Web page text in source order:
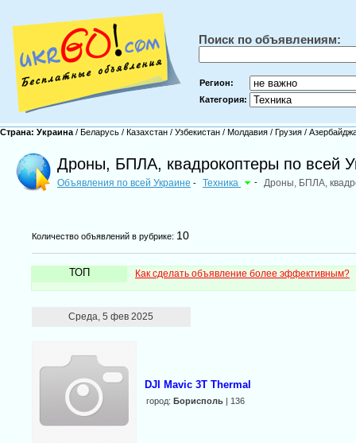
Поиск по объявлениям:
Регион:
Категория:
Страна: Украина / Беларусь / Казахстан / Узбекистан / Молдавия / Грузия /
Дроны, БПЛА, квадрокоптеры по всей
Объявления по всей Украине - Техника - Дроны, БПЛА,
Количество объявлений в рубрике: 10
ТОП Как сделать объявление более эффективным?
Среда, 5 фев 2025
DJI Мaviс 3Т Тhеrmаl
город: Борисполь | 136